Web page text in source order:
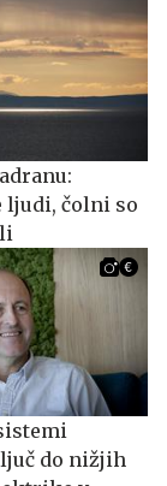
ljudi, čolni so
do nižjih